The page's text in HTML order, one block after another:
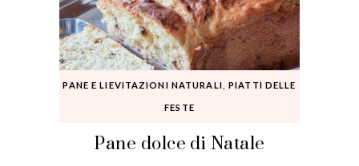
PANE E LIEVITAZIONI NATURALI ,PIATTI DELLE
FESTE
Pane dolce di Natale